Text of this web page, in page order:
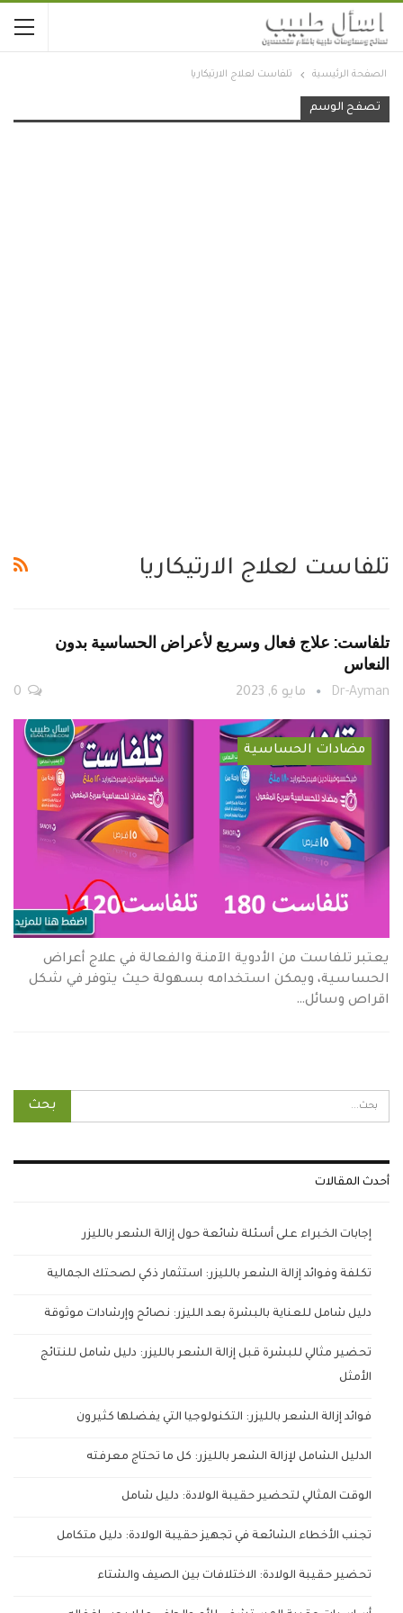
الصفحة الرئيسية تلفاست لعلاج الارتيكاريا
تصفح الوسم
تلفاست لعلاج الارتيكاريا
تلفاست: علاج فعال وسريع لأعراض الحساسية بدون
النعاس
Dr-Ayman مايو 6, 2023
مضادات الحساسية
يعتبر تلفاست من الأدوية الآمنة والفعالة في علاج أعراض
الحساسية، ويمكن استخدامه بسهولة حيث يتوفر في شكل
اقراص وسائل…
أحدث المقالات
إجابات الخبراء على أسئلة شائعة حول إزالة الشعر بالليزر
تكلفة وفوائد إزالة الشعر بالليزر: استثمار ذكي لصحتك الجمالية
دليل شامل للعناية بالبشرة بعد الليزر: نصائح وإرشادات موثوقة
تحضير مثالي للبشرة قبل إزالة الشعر بالليزر: دليل شامل للنتائج
الأمثل
فوائد إزالة الشعر بالليزر: التكنولوجيا التي يفضلها كثيرون
الدليل الشامل لإزالة الشعر بالليزر: كل ما تحتاج معرفته
الوقت المثالي لتحضير حقيبة الولادة: دليل شامل
تجنب الأخطاء الشائعة في تجهيز حقيبة الولادة: دليل متكامل
تحضير حقيبة الولادة: الاختلافات بين الصيف والشتاء